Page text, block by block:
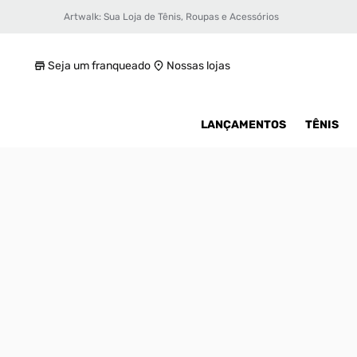
Artwalk: Sua Loja de Tênis, Roupas e Acessórios
Seja um franqueado Nossas lojas
LANÇAMENTOS TÊNIS
Tênis Converse Chuck Taylor All Star